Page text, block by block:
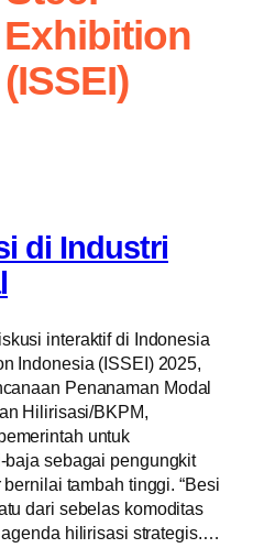
di Industri
interaktif di Indonesia
Indonesia (ISSEI) 2025,
Penanaman Modal
Hilirisasi/BKPM,
untuk
sebagai pengungkit
tambah tinggi. “Besi
dari sebelas komoditas
hilirisasi strategis.…